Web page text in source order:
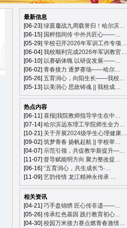
最新信息
[06-23] 绿茵鏖战九周载誉归！哈尔滨…
[06-15] 国粹指间传 中外共匠心——…
[05-29] 学校召开2026年军训工作专项…
[06-04] 我校顺利完成2026年军训教官…
[06-10] 以赛砺体魄 以研促发展——…
[06-02] 青春接力 逐梦赛场——哈尔…
[05-26] 五育润心，向阳生长——我校…
[05-13] 以美润心 思政铸魂 || 我校成…
热点内容
[06-11] 喜报|我院教师指导学生在中…
[07-14] 哈尔滨远东理工学院师生全力…
[10-21] 关于开展2024级学生心理健康…
[09-02] 筑梦青春 扬帆起航 || 学校举…
[04-07] 示范引领，共促教学新提升—…
[11-07] 督导赋能明方向 聚力整改提…
[06-16] “五育润心，共生成长”5·…
[11-09] 艺韵传情 龙江精神永传承 …
相关资讯
[04-21] 巧手盘锦绣 匠心传非遗——…
[05-26] 传承红色基因 践行教育初心…
[04-30] 校园万米接力赛点燃青春激情…